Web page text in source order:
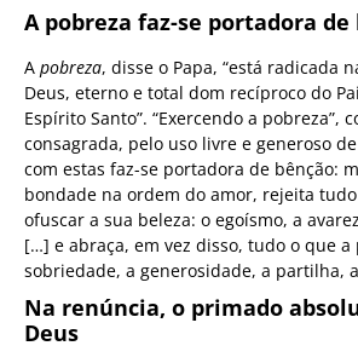
A pobreza faz-se portadora de
A pobreza, disse o Papa, “está radicada
Deus, eterno e total dom recíproco do
Espírito Santo”. “Exercendo a pobreza”,
consagrada, pelo uso livre e generoso
com estas faz-se portadora de bênção:
bondade na ordem do amor, rejeita
ofuscar a sua beleza: o egoísmo, a
[…] e abraça, em vez disso, tudo o que a
sobriedade, a generosidade, a partilha,
Na renúncia, o primado
Deus